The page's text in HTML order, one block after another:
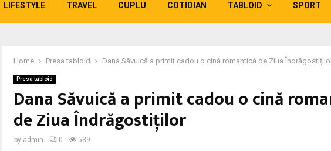
LIFESTYLE TRAVEL CUPLU COTIDIAN TABLOID SPORT
Home Presa tabloid Dana Săvuică a primit cadou o cină romantică de Ziua
Presa tabloid
Dana Săvuică a primit cadou o cină
de Ziua Îndrăgostiților
by admin 0 539